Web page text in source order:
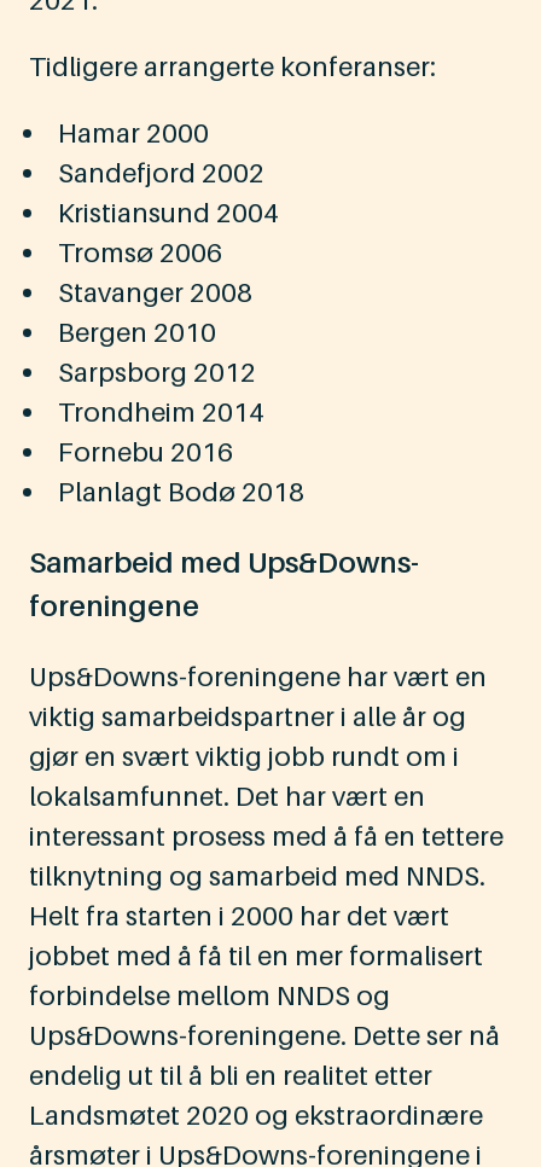
Tidligere arrangerte konferanser:
Hamar 2000
Sandefjord 2002
Kristiansund 2004
Tromsø 2006
Stavanger 2008
Bergen 2010
Sarpsborg 2012
Trondheim 2014
Fornebu 2016
Planlagt Bodø 2018
Samarbeid med Ups&Downs-
foreningene
Ups&Downs-foreningene har vært en
viktig samarbeidspartner i alle år og
gjør en svært viktig jobb rundt om i
lokalsamfunnet. Det har vært en
interessant prosess med å få en tettere
tilknytning og samarbeid med NNDS.
Helt fra starten i 2000 har det vært
jobbet med å få til en mer formalisert
forbindelse mellom NNDS og
Ups&Downs-foreningene. Dette ser nå
endelig ut til å bli en realitet etter
Landsmøtet 2020 og ekstraordinære
årsmøter i Ups&Downs-foreningene i